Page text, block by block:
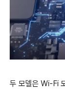
두 모델은 Wi-Fi